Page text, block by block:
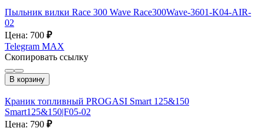
Пыльник вилки Race 300 Wave Race300Wave-3601-K04-AIR-
02
Цена: 700 ₽
Telegram MAX
Скопировать ссылку
В корзину
Краник топливный PROGASI Smart 125&150
Smart125&150|F05-02
Цена: 790 ₽